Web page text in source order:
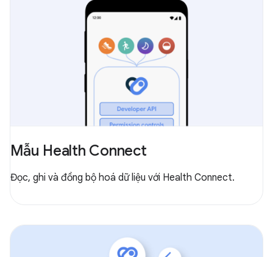
Mẫu Health Connect
Đọc, ghi và đồng bộ hoá dữ liệu với Health Connect.